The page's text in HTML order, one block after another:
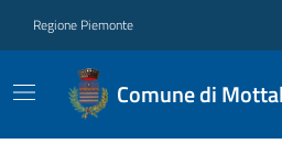
Regione Piemonte
Comune di